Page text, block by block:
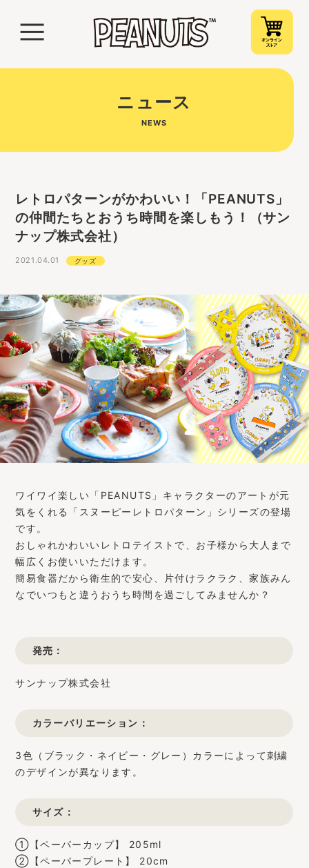
ニュース
NEWS
レトロパターンがかわいい！「PEANUTS」
の仲間たちとおうち時間を楽しもう！（サン
ナップ株式会社）
2021.04.01 グッズ
ワイワイ楽しい「PEANUTS」キャラクターのアートが元
気をくれる「スヌーピーレトロパターン」シリーズの登場
です。
おしゃれかわいいレトロテイストで、お子様から大人まで
幅広くお使いいただけます。
簡易食器だから衛生的で安心、片付けラクラク、家族みん
なでいつもと違うおうち時間を過ごしてみませんか？
発売：
サンナップ株式会社
カラーバリエーション：
3色（ブラック・ネイビー・グレー）カラーによって刺繍
のデザインが異なります。
サイズ：
①【ペーパーカップ】 205ml
②【ペーパープレート】 20cm